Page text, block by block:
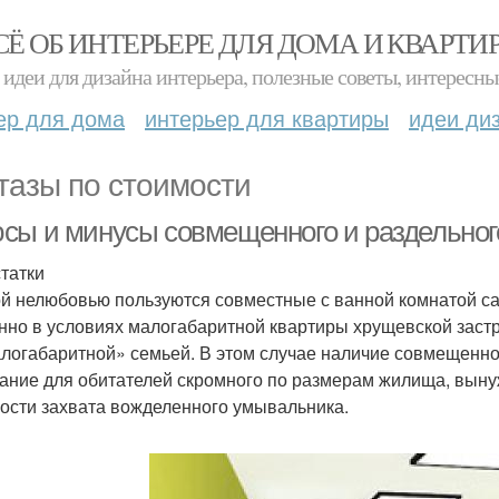
ОБ ИНТЕРЬЕРЕ ДЛЯ ДОМА И
для дизайна интерьера, полезные советы,
для дома интерьер для квартиры идеи
по стоимости
и минусы совмещенного и
нелюбовью пользуются совместные с ванной комнатой
в условиях малогабаритной квартиры хрущевской
семьей. В этом случае наличие
для обитателей скромного по размерам жилища,
захвата вожделенного умывальника.